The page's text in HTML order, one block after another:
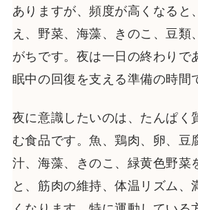
ありますが、頻度が高くなると
え、野菜、海藻、きのこ、豆類
がちです。夜は一日の終わりで
眠中の回復を支える準備の時間
夜に意識したいのは、たんぱく
む食品です。魚、鶏肉、卵、豆
汁、海藻、きのこ、緑黄色野菜
と、筋肉の維持、体温リズム、